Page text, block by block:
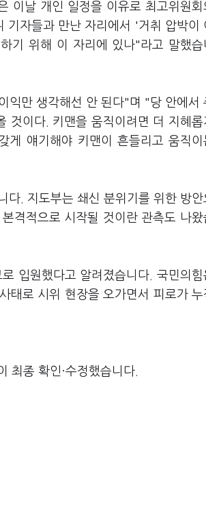
이날 개인 일정을 이유로 최고위원회
자들과 만난 자리에서 '거취 압박이
기 위해 이 자리에 있나"라고 말했습
익만 생각해선 안 된다"며 "당 안에서
것이다. 키맨을 움직이려면 더 지혜롭
게 얘기해야 키맨이 흔들리고 움직이
다. 지도부는 쇄신 분위기를 위한 방안
격적으로 시작될 것이란 관측도 나왔
입원했다고 알려졌습니다. 국민의힘
태로 시위 현장을 오가면서 피로가 누
최종 확인·수정했습니다.